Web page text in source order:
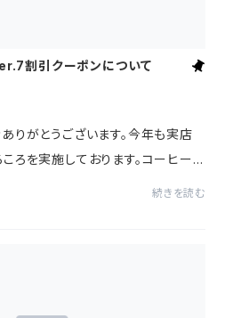
割引クーポンについて
りがとうございます。今年も実店
ろを実施しております。コーヒー
続きを読む